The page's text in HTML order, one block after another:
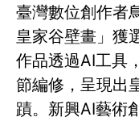
臺灣數位創作者
皇家谷壁畫」獲
作品透過AI工具
節編修，呈現出
蹟。新興AI藝術